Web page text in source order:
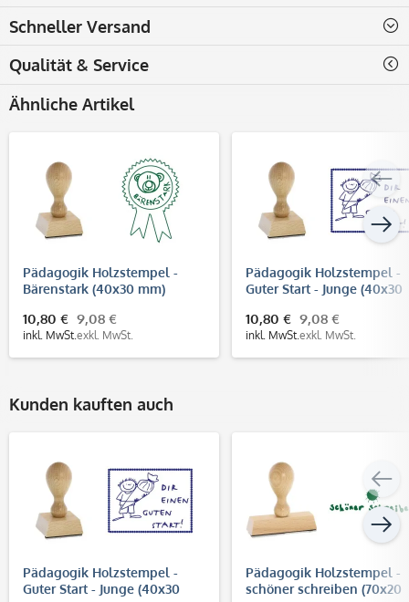
Schneller Versand
Qualität & Service
Ähnliche Artikel
Pädagogik Holzstempel -
Bärenstark (40x30 mm)
10,80 €
inkl. MwSt.
9,08 €
exkl. MwSt.
Pädagogik Holzstempel -
Guter Start - Junge (40x30
10,80 €
inkl. MwSt.
9,08 €
exkl. MwSt.
Kunden kauften auch
Pädagogik Holzstempel -
Guter Start - Junge (40x30
Pädagogik Holzstempel -
schöner schreiben (70x20